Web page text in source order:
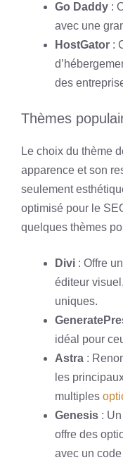
Go Daddy :
avec une
HostGator :
des
Thèmes
Le choix du thème
apparence et son
seulement
optimisé pour le
quelques thèmes
Divi : Offre
éditeur
uniques.
idéal pour
Astra :
les
multiples
Genesis :
offre des
avec un